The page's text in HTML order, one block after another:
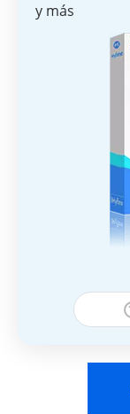
y más